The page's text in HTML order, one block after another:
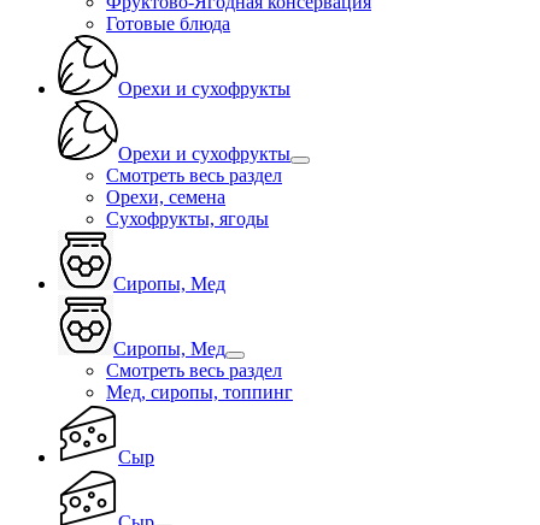
Готовые блюда
Орехи и сухофрукты
Орехи и сухофрукты
Смотреть весь раздел
Орехи, семена
Сухофрукты, ягоды
Сиропы, Мед
Сиропы, Мед
Смотреть весь раздел
Мед, сиропы, топпинг
Сыр